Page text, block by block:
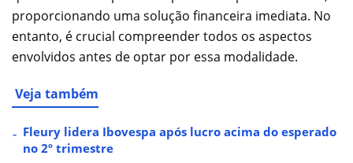
proporcionando uma solução financeira imediata. No
entanto, é crucial compreender todos os aspectos
envolvidos antes de optar por essa modalidade.
Veja também
Fleury lidera Ibovespa após lucro acima do esperado
no 2º trimestre